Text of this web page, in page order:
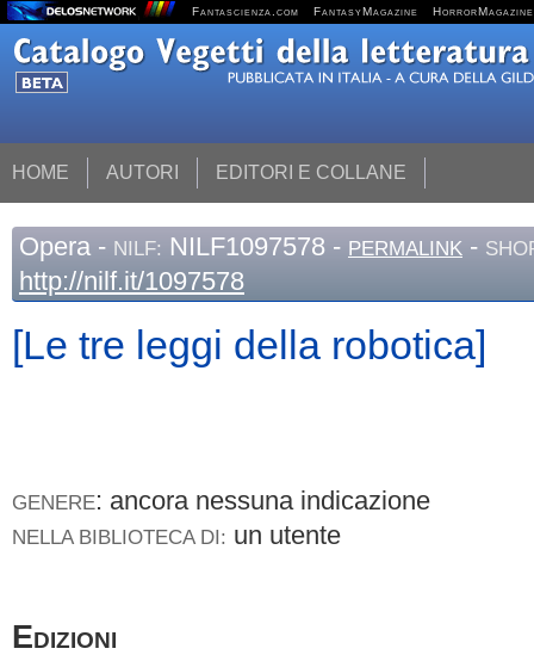
Fantascienza.com FantasyMagazine HorrorMagazine
HOME AUTORI EDITORI E COLLANE
Opera - NILF: NILF1097578 - PERMALINK -
http://nilf.it/1097578
[Le tre leggi della robotica]
GENERE: ancora nessuna indicazione
NELLA BIBLIOTECA DI: un utente
Edizioni